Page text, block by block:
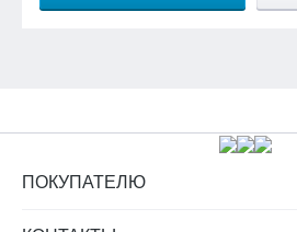
ПОКУПАТЕЛЮ